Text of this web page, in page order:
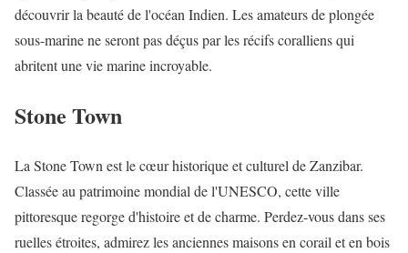
découvrir la beauté de l'océan Indien. Les amateurs de plongée
sous-marine ne seront pas déçus par les récifs coralliens qui
abritent une vie marine incroyable.
Stone Town
La Stone Town est le cœur historique et culturel de Zanzibar.
Classée au patrimoine mondial de l'UNESCO, cette ville
pittoresque regorge d'histoire et de charme. Perdez-vous dans ses
ruelles étroites, admirez les anciennes maisons en corail et en bois